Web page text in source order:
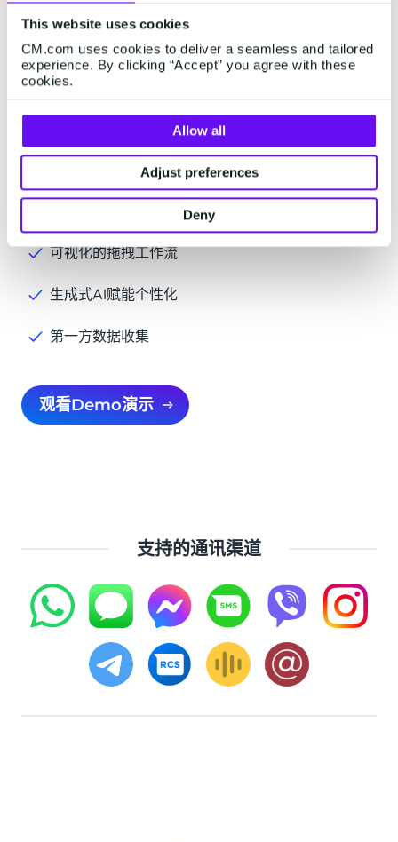
This website uses cookies
CM.com uses cookies to deliver a seamless and tailored
experience. By clicking “Accept” you agree with these
cookies.
Allow all
Adjust preferences
Deny
个性化专属网站页面，提升客户
体验
无论使用何种设备，都能提供一对一的网站体验，提升
用户留存，增强客户忠诚度并推动转化。通过营销云平
台的可视化编辑器或HTML、CSS和JavaScript自定义网
页播放器和应用内通知，确保每次网站访问都是客户专
属个性化的页面。
可视化的拖拽工作流
生成式AI赋能个性化
第一方数据收集
观看Demo演示
支持的通讯渠道